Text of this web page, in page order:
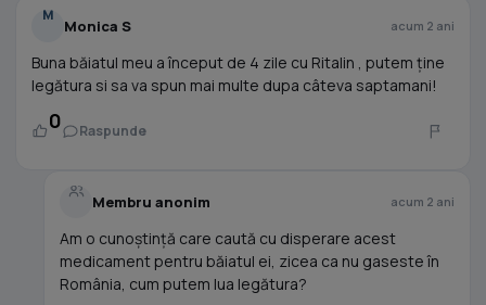
M
Monica S acum 2 ani
Buna băiatul meu a început de 4 zile cu Ritalin , putem ține
legătura si sa va spun mai multe dupa câteva saptamani!
0 Raspunde
Membru anonim acum 2 ani
Am o cunoștință care caută cu disperare acest
medicament pentru băiatul ei, zicea ca nu gaseste în
România, cum putem lua legătura?